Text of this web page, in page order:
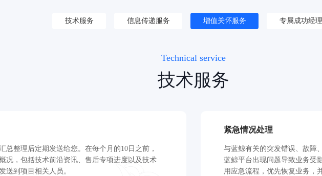
技术服务 信息传递服务 增值关怀服务 专属成功经理
Technical service
技术服务
总整理后定期发送给您。在每个月的10日之前，
况，包括技术前沿资讯、售后专项进度以及技术
送到项目相关人员。
紧急情况处理
与蓝鲸有关的突发错误、故障
蓝鲸平台出现问题导致业务受
用应急流程，优先恢复业务，